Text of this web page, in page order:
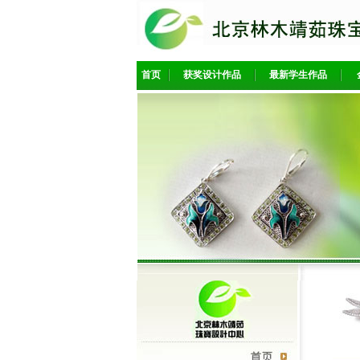
首页 获奖设计作品 最新学生作品